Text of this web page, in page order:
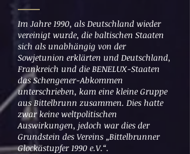
Im Jahre 1990, als Deutschland wieder
vereinigt wurde, die baltischen Staaten
sich als unabhängig von der
Sowjetunion erklärten und Deutschland,
Frankreich und die BENELUX-Staaten
das Schengener-Abkommen
unterschrieben, kam eine kleine Gruppe
aus Bittelbrunn zusammen. Dies hatte
zwar keine weltpolitischen
Auswirkungen, jedoch war dies der
Grundstein des Vereins „Bittelbrunner
Glockästupfer 1990 e.V.“.